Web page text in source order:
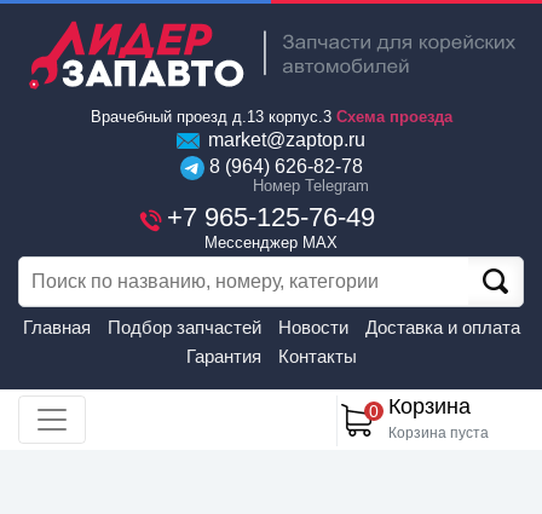
Врачебный проезд д.13 корпус.3 Схема проезда
market@zaptop.ru
8 (964) 626-82-78
Номер Telegram
+7 965-125-76-49
Мессенджер MAX
Главная Подбор запчастей Новости
Доставка и оплата
Гарантия
Контакты
0 Корзина
Корзина пуста